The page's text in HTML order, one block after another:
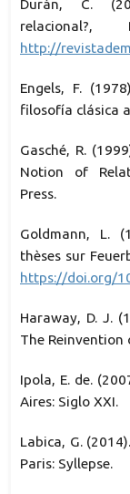
Durán, C.
relacional?,
http://
Engels, F.
filosofía clásica
Gasché, R.
Notion of
Press.
Goldmann, L.
thèses sur
https://doi.org/
Haraway, D. J.
The Reinvention
Ipola, E. de.
Aires: Siglo XXI.
Labica, G.
Paris: Syllepse.